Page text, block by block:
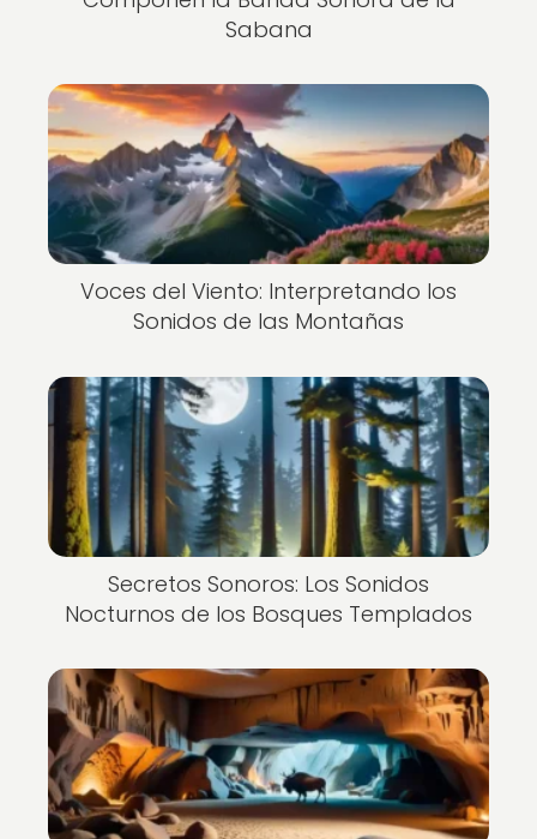
Sabana
Voces del Viento: Interpretando los
Sonidos de las Montañas
Secretos Sonoros: Los Sonidos
Nocturnos de los Bosques Templados